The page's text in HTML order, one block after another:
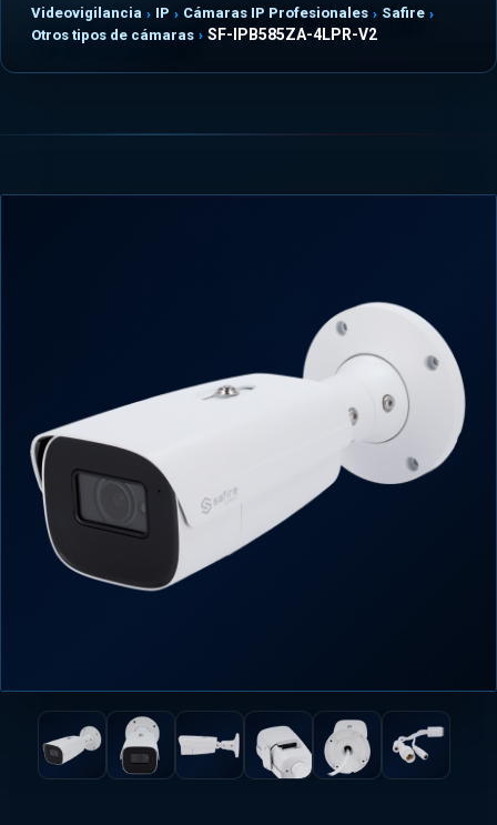
Videovigilancia IP Cámaras IP Profesionales
Safire
Otros tipos de cámaras
SF-IPB585ZA-4LPR-V2